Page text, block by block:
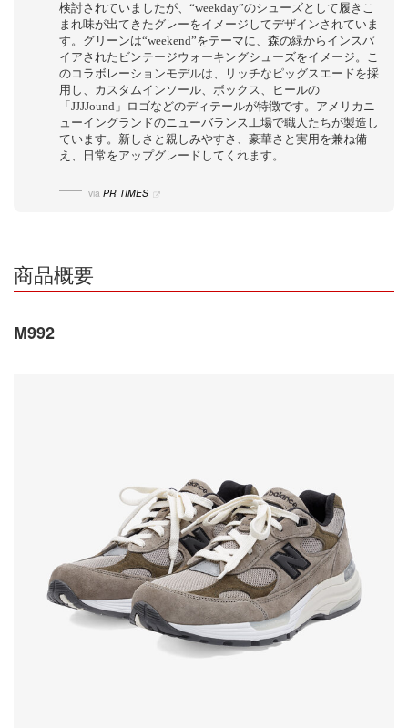
検討されていましたが、“weekday”のシューズとして履きこ
まれ味が出てきたグレーをイメージしてデザインされていま
す。グリーンは“weekend”をテーマに、森の緑からインスパ
イアされたビンテージウォーキングシューズをイメージ。こ
のコラボレーションモデルは、リッチなピッグスエードを採
用し、カスタムインソール、ボックス、ヒールの
「JJJJound」ロゴなどのディテールが特徴です。アメリカニ
ューイングランドのニューバランス工場で職人たちが製造し
ています。新しさと親しみやすさ、豪華さと実用を兼ね備
え、日常をアップグレードしてくれます。
via PR TIMES
商品概要
M992